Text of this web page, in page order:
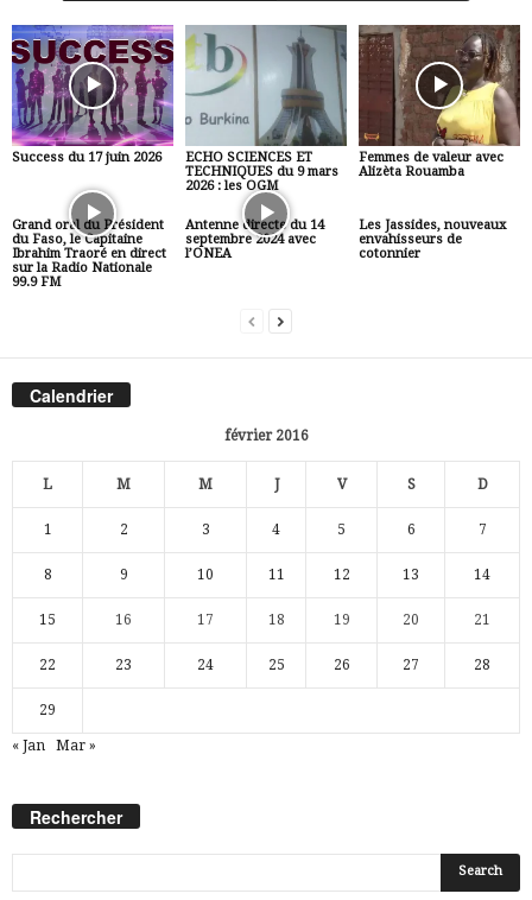
Success du 17 juin 2026
ECHO SCIENCES ET
TECHNIQUES du 9 mars
2026 : les OGM
Femmes de valeur avec
Alizèta Rouamba
Grand oral du Président
du Faso, le Capitaine
Ibrahim Traoré en direct
sur la Radio Nationale
99.9 FM
Antenne directe du 14
septembre 2024 avec
l’ONEA
Les Jassides, nouveaux
envahisseurs de
cotonnier
Calendrier
février 2016
L M M J V S D
1 2 3 4 5 6 7
8 9 10 11 12 13 14
15 16 17 18 19 20 21
22 23 24 25 26 27 28
29
« Jan Mar »
Rechercher